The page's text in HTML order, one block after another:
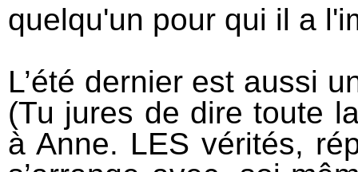
quelqu'un pour qui il a
L’été dernier est aussi
(Tu jures de dire toute
à Anne. LES vérités,